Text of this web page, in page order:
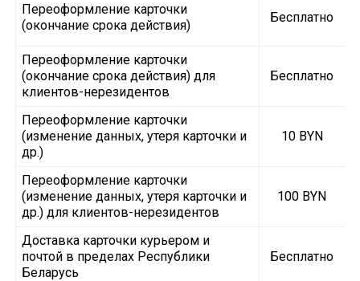
Переоформление карточки
(окончание срока действия)
Бесплатно
Переоформление карточки
(окончание срока действия) для
клиентов-нерезидентов
Бесплатно
Переоформление карточки
(изменение данных, утеря карточки и
др.)
10 BYN
Переоформление карточки
(изменение данных, утеря карточки и
др.) для клиентов-нерезидентов
100 BYN
Доставка карточки курьером и
почтой в пределах Республики
Беларусь
Бесплатно